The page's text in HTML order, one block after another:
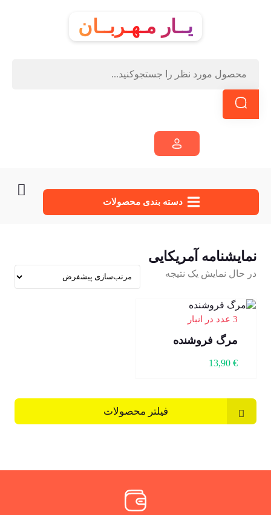
یــار مـهـربــان
دسته‌ بندی محصولات
نمایشنامه آمریکایی
در حال نمایش یک نتیجه
3 عدد در انبار
مرگ فروشنده
13,90 €
فیلتر محصولات